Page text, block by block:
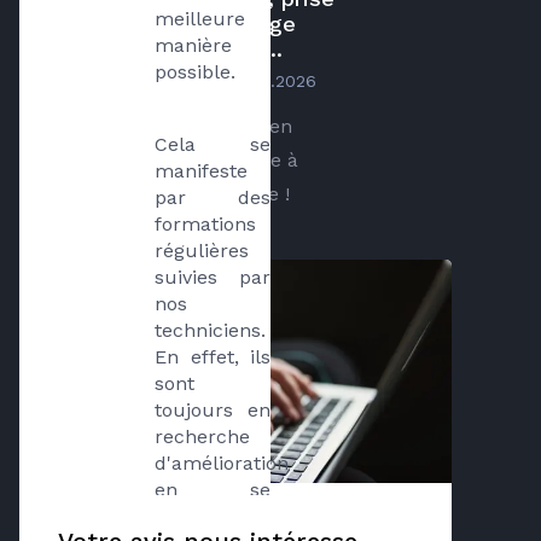
meilleure
manière
possible.
Cela se
manifeste
par des
formations
régulières
suivies par
nos
techniciens.
En effet, ils
sont
toujours en
recherche
d'amélioration
en se
en charge
rapide,...
Etienne Ouinele12.04.2026
Excellent service, prise en
charge rapide, secrétaire à
l’écoute, je recommande !